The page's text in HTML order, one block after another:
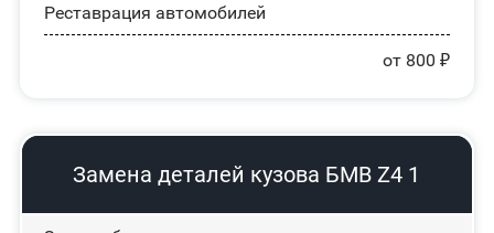
Реставрация автомобилей
от 800 ₽
Замена деталей кузова БМВ Z4 1